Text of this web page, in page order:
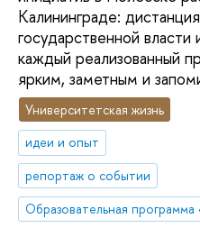
Калининграде:
государственной
каждый реализованный
ярким, заметным и
Университетская жизнь
идеи и опыт
репортаж о событии